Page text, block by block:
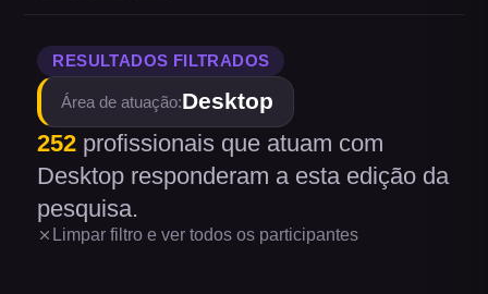
RESULTADOS FILTRADOS
Área de atuação:Desktop
252 profissionais que atuam com
Desktop responderam a esta edição da
pesquisa.
Limpar filtro e ver todos os participantes